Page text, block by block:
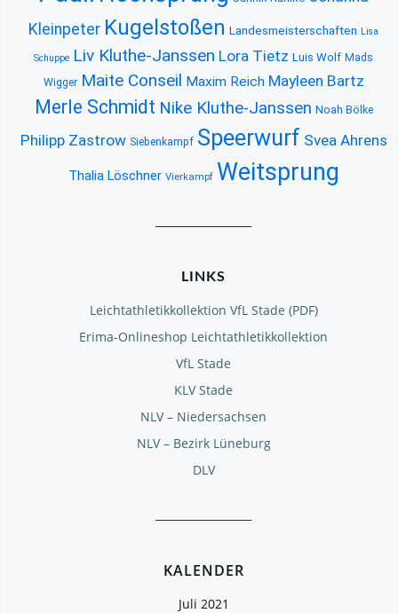
Kleinpeter Kugelstoßen Landesmeisterschaften Lisa
Schuppe Liv Kluthe-Janssen Lora Tietz Luis Wolf Mads
Wigger Maite Conseil Maxim Reich Mayleen Bartz
Merle Schmidt Nike Kluthe-Janssen Noah Bölke
Philipp Zastrow Siebenkampf Speerwurf Svea Ahrens
Thalia Löschner Vierkampf Weitsprung
LINKS
Leichtathletikkollektion VfL Stade (PDF)
Erima-Onlineshop Leichtathletikkollektion
VfL Stade
KLV Stade
NLV – Niedersachsen
NLV – Bezirk Lüneburg
DLV
KALENDER
Juli 2021